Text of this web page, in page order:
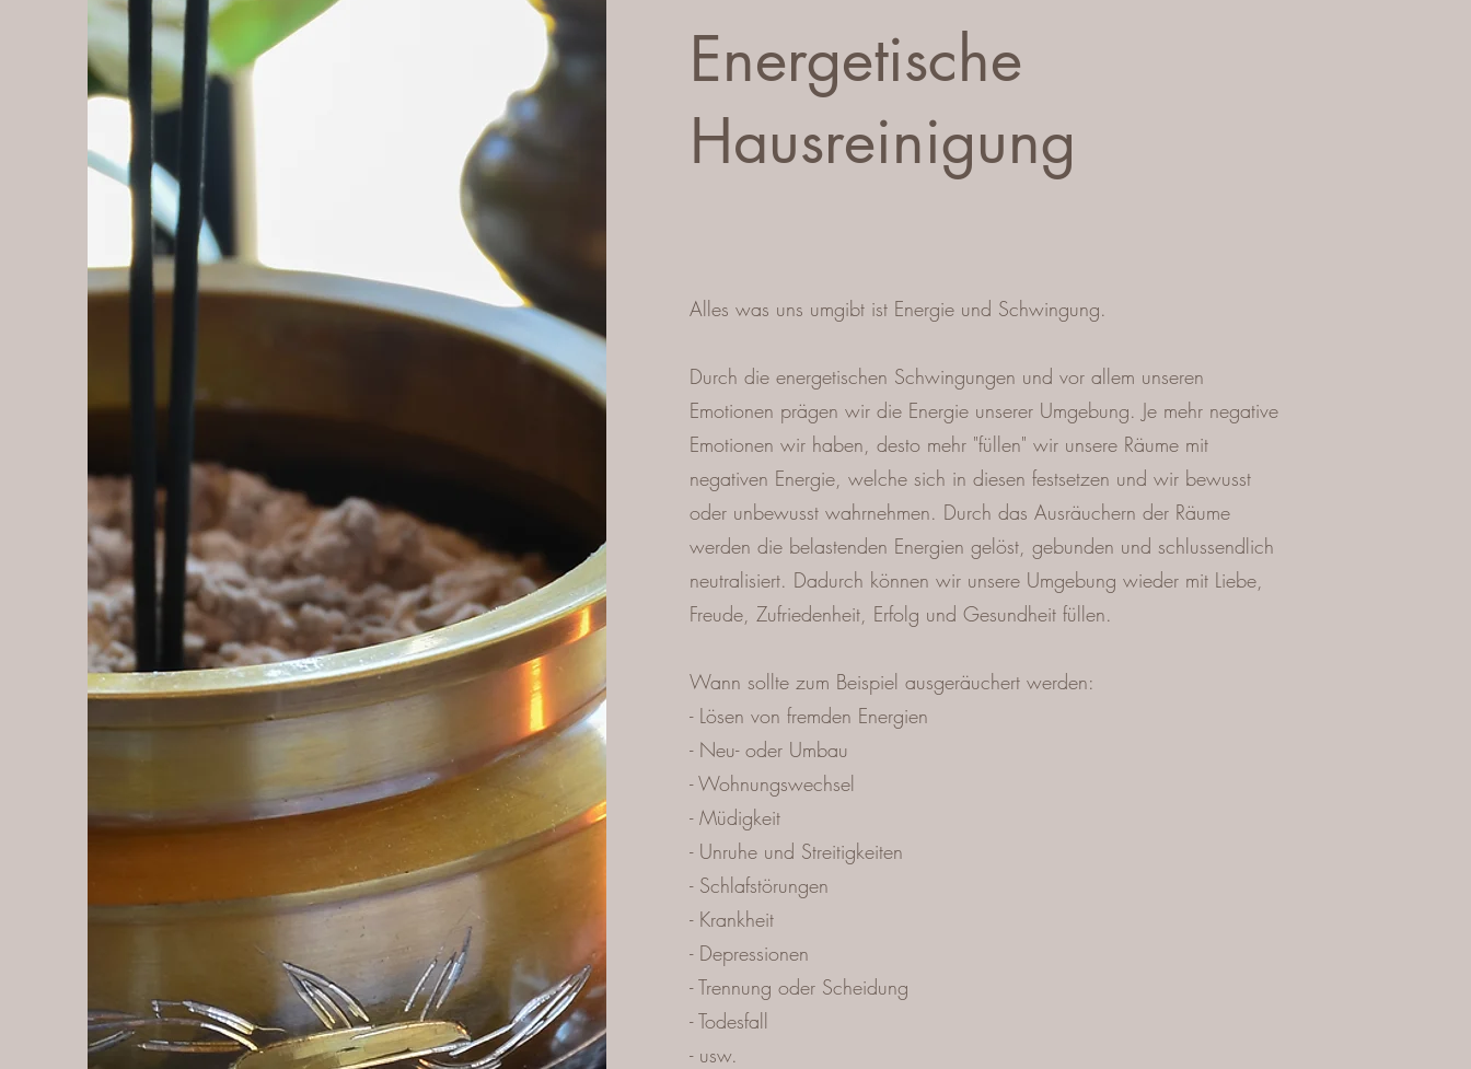
Energetische
Hausreinigung
Alles was uns umgibt ist Energie und Schwingung.
Durch die energetischen Schwingungen und vor allem unseren
Emotionen prägen wir die Energie unserer Umgebung. Je mehr negative
Emotionen wir haben, desto mehr "füllen" wir unsere Räume mit
negativen Energie, welche sich in diesen festsetzen und wir bewusst
oder unbewusst wahrnehmen. Durch das Ausräuchern der Räume
werden die belastenden Energien gelöst, gebunden und schlussendlich
neutralisiert. Dadurch können wir unsere Umgebung wieder mit Liebe,
Freude, Zufriedenheit, Erfolg und Gesundheit füllen.
Wann sollte zum Beispiel ausgeräuchert werden:
- Lösen von fremden Energien
- Neu- oder Umbau
- Wohnungswechsel
- Müdigkeit
- Unruhe und Streitigkeiten
- Schlafstörungen
- Krankheit
- Depressionen
- Trennung oder Scheidung
- Todesfall
- usw.